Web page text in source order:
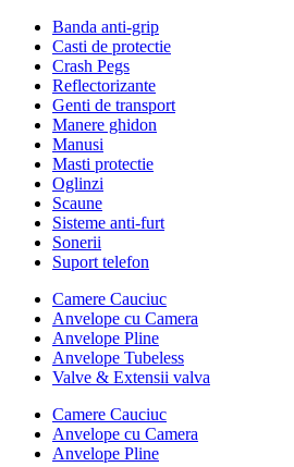
Banda anti-grip
Casti de protectie
Crash Pegs
Reflectorizante
Genti de transport
Manere ghidon
Manusi
Masti protectie
Oglinzi
Scaune
Sisteme anti-furt
Sonerii
Suport telefon
Camere Cauciuc
Anvelope cu Camera
Anvelope Pline
Anvelope Tubeless
Valve & Extensii valva
Camere Cauciuc
Anvelope cu Camera
Anvelope Pline